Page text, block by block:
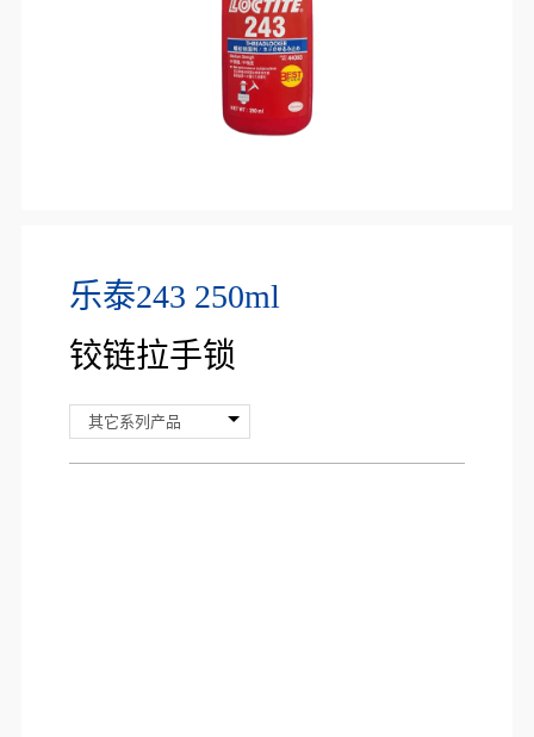
乐泰243 250ml
铰链拉手锁
其它系列产品